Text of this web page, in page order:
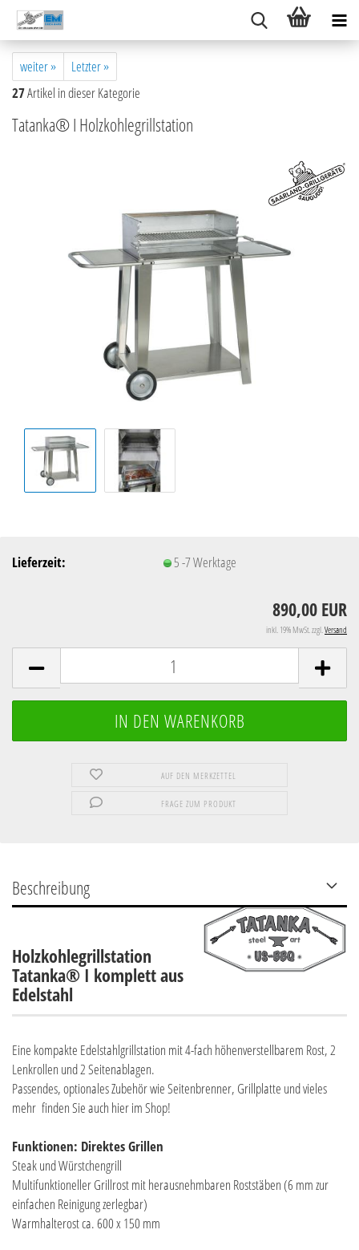
weiter »
Letzter »
27Artikel in dieser Kategorie
Tatanka® I Holzkohlegrillstation
Lieferzeit: 5 -7 Werktage
890,00 EUR
inkl. 19% MwSt. zzgl.Versand
AUF DEN MERKZETTEL
FRAGE ZUM PRODUKT
Beschreibung
Holzkohlegrillstation
Tatanka® I komplett aus
Edelstahl
Eine kompakte Edelstahlgrillstation mit 4-fach höhenverstellbarem Rost, 2
Lenkrollen und 2 Seitenablagen.
Passendes, optionales Zubehör wie Seitenbrenner, Grillplatte und vieles
mehr finden Sie auch hier im Shop!
Funktionen: Direktes Grillen
Steak und Würstchengrill
Multifunktioneller Grillrost mit herausnehmbaren Roststäben (6 mm zur
einfachen Reinigung zerlegbar)
Warmhalterost ca. 600 x 150 mm